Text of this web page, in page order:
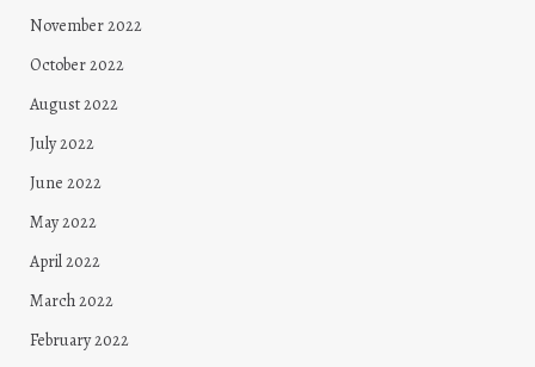
November 2022
October 2022
August 2022
July 2022
June 2022
May 2022
April 2022
March 2022
February 2022